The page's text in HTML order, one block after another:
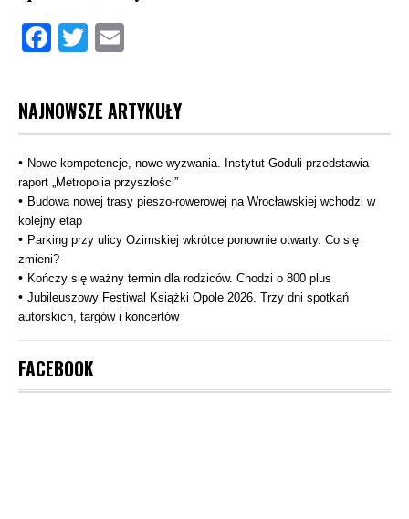
Facebook
Twitter
NAJNOWSZE ARTYKUŁY
Nowe kompetencje, nowe wyzwania. Instytut Goduli przedstawia
raport „Metropolia przyszłości”
Budowa nowej trasy pieszo‑rowerowej na Wrocławskiej wchodzi w
kolejny etap
Parking przy ulicy Ozimskiej wkrótce ponownie otwarty. Co się
zmieni?
Kończy się ważny termin dla rodziców. Chodzi o 800 plus
Jubileuszowy Festiwal Książki Opole 2026. Trzy dni spotkań
autorskich, targów i koncertów
FACEBOOK